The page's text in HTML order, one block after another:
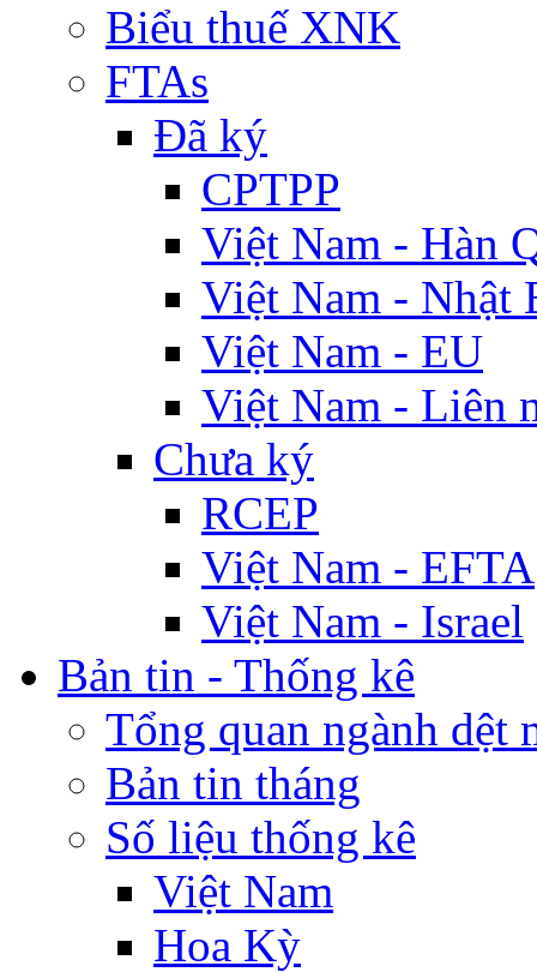
Biểu thuế XNK
FTAs
Đã ký
CPTPP
Việt Nam - Hàn
Việt Nam - Nhật
Việt Nam - EU
Việt Nam - Liên
Chưa ký
RCEP
Việt Nam - EFTA
Việt Nam - Israel
Bản tin - Thống kê
Tổng quan ngành dệt
Bản tin tháng
Số liệu thống kê
Việt Nam
Hoa Kỳ